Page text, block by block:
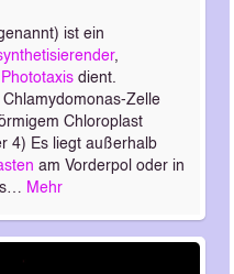
ist ein
,
Phototaxis dient.
Zelle
Chloroplast
4) Es liegt außerhalb
am Vorderpol oder in
Mehr